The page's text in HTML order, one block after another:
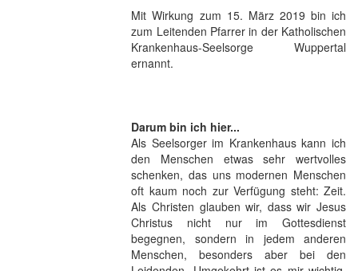
Mit Wirkung zum 15. März 2019 bin ich
zum Leitenden Pfarrer in der Katholischen
Krankenhaus-Seelsorge Wuppertal
ernannt.
Darum bin ich hier...
Als Seelsorger im Krankenhaus kann ich
den Menschen etwas sehr wertvolles
schenken, das uns modernen Menschen
oft kaum noch zur Verfügung steht: Zeit.
Als Christen glauben wir, dass wir Jesus
Christus nicht nur im Gottesdienst
begegnen, sondern in jedem anderen
Menschen, besonders aber bei den